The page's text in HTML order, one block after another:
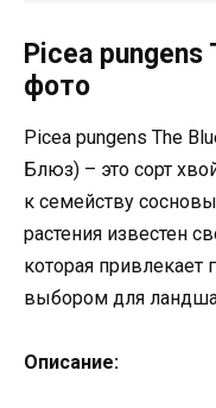
Picea pungens
фото
Picea pungens The
Блюз) – это сорт
к семейству
растения известен
которая привлекает
выбором для
Описание: